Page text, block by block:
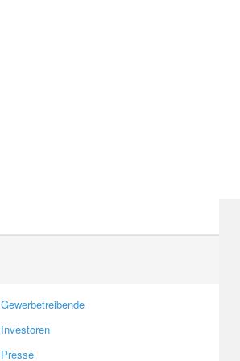
Gewerbetreibende
Investoren
Presse